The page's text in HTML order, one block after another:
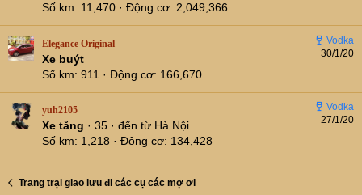
Số km
11,470 Động cơ 2,049,366
30/1/20
Elegance Original
Xe buýt
Số km 911 Động cơ 166,670
27/1/20
yuh2105
Xe tăng · 35 · đến từ Hà Nội
Số km
1,218 Động cơ 134,428
Trang trại giao lưu đi các cụ các mợ ơi